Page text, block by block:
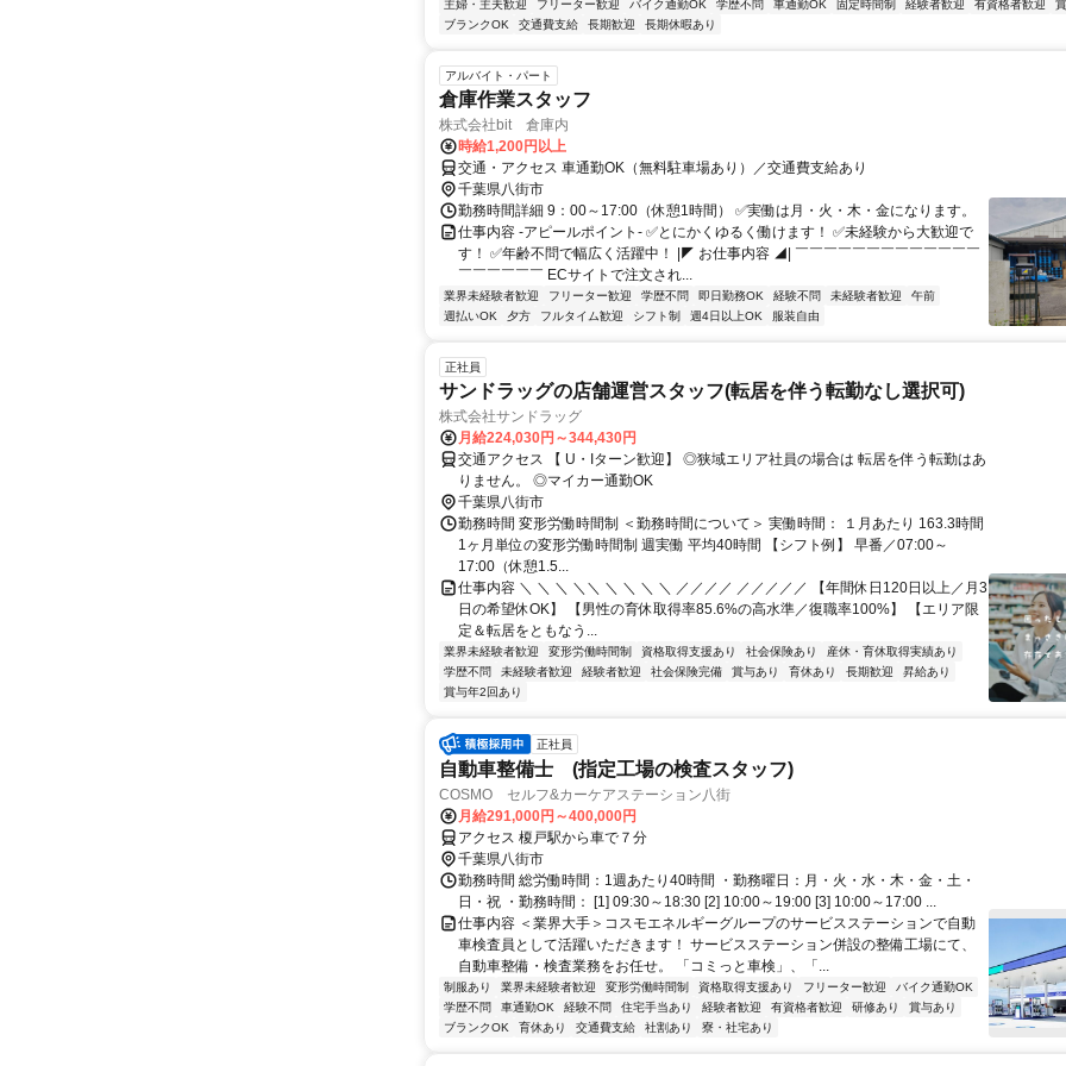
主婦・主夫歓迎 フリーター歓迎 バイク通勤OK 学歴不問 車通勤OK 固定時間制 経験者歓迎 有資格者歓迎
ブランクOK
交通費支給 長期歓迎 長期休暇あり
アルバイト・パート
倉庫作業スタッフ
株式会社bit 倉庫内
時給1,200円以上
交通・アクセス 車通勤OK（無料駐車場あり）／交通費支給あり
千葉県八街市
勤務時間詳細 9：00～17:00（休憩1時間） ✅実働は月・火・木・金になります。
仕事内容 -アピールポイント- ✅とにかくゆるく働けます！ ✅未経験から大歓迎で
す！ ✅年齢不問で幅広く活躍中！ |◤ お仕事内容 ◢| ￣￣￣￣￣￣￣￣￣￣￣￣￣
￣￣￣￣￣￣ ECサイトで注文され...
業界未経験者歓迎 フリーター歓迎 学歴不問 即日勤務OK 経験不問 未経験者歓迎
午前
週払いOK
夕方 フルタイム歓迎 シフト制 週4日以上OK 服装自由
正社員
サンドラッグの店舗運営スタッフ(転居を伴う転勤なし選択可)
株式会社サンドラッグ
月給224,030円～344,430円
交通アクセス 【 U・Iターン歓迎】 ◎狭域エリア社員の場合は 転居を伴う転勤はあ
りません。 ◎マイカー通勤OK
千葉県八街市
勤務時間 変形労働時間制 ＜勤務時間について＞ 実働時間： １月あたり 163.3時間
1ヶ月単位の変形労働時間制 週実働 平均40時間 【シフト例】 早番／07:00～
17:00（休憩1.5...
仕事内容 ＼ ＼ ＼ ＼＼ ＼ ＼ ＼ ＼ ／／／／ ／／／／／ 【年間休日120日以上／月3
日の希望休OK】 【男性の育休取得率85.6%の高水準／復職率100%】 【エリア限
定＆転居をともなう...
業界未経験者歓迎 変形労働時間制 資格取得支援あり 社会保険あり
産休・育休取得実績あり
学歴不問
未経験者歓迎 経験者歓迎 社会保険完備 賞与あり 育休あり 長期歓迎
昇給あり
賞与年2回あり
正社員
自動車整備士 (指定工場の検査スタッフ)
COSMO セルフ&カーケアステーション八街
月給291,000円～400,000円
アクセス 榎戸駅から車で７分
千葉県八街市
勤務時間 総労働時間：1週あたり40時間 ・勤務曜日：月・火・水・木・金・土・
日・祝 ・勤務時間： [1] 09:30～18:30 [2] 10:00～19:00 [3] 10:00～17:00 ...
仕事内容 ＜業界大手＞コスモエネルギーグループのサービスステーションで自動
車検査員として活躍いただきます！ サービスステーション併設の整備工場にて、
自動車整備・検査業務をお任せ。 「コミっと車検」、「...
制服あり 業界未経験者歓迎 変形労働時間制 資格取得支援あり フリーター歓迎
バイク通勤OK
学歴不問
車通勤OK 経験不問 住宅手当あり 経験者歓迎 有資格者歓迎 研修あり
賞与あり
ブランクOK
育休あり 交通費支給 社割あり 寮・社宅あり